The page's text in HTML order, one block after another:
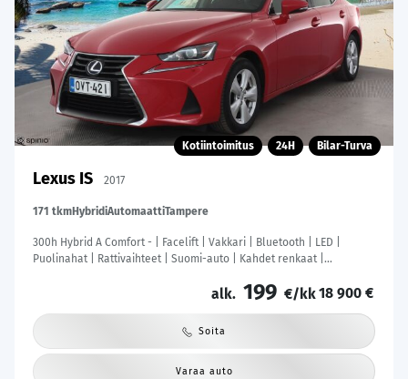
Kotiintoimitus 24H Bilar-Turva
Lexus IS 2017
171 tkmHybridiAutomaattiTampere
300h Hybrid A Comfort - | Facelift | Vakkari | Bluetooth | LED |
Puolinahat | Rattivaihteet | Suomi-auto | Kahdet renkaat |
alk. 199 €/kk18 900 €
Soita
Varaa auto